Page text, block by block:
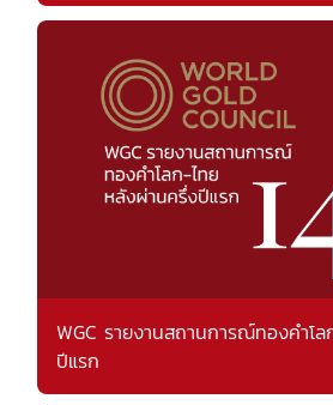
WGC รายงานสถานการณ์ทองคำโ
ปีแรก